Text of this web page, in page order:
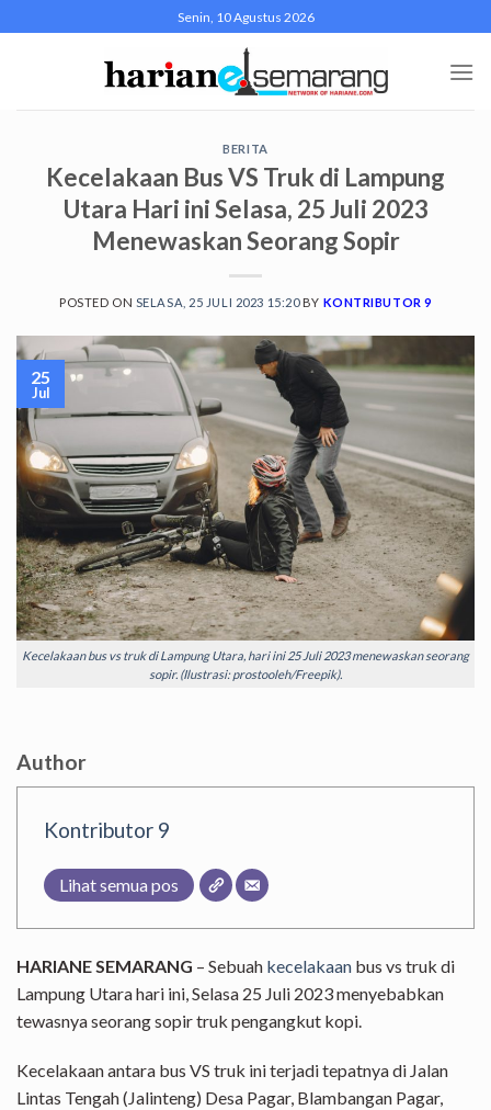
to
Senin, 10 Agustus 2026
BERITA
Kecelakaan Bus VS Truk di Lampung
Utara Hari ini Selasa, 25 Juli 2023
Menewaskan Seorang Sopir
POSTED ON SELASA, 25 JULI 2023 15:20BY KONTRIBUTOR 9
Kecelakaan bus vs truk di Lampung Utara, hari ini 25 Juli 2023 menewaskan seorang
sopir. (Ilustrasi: prostooleh/Freepik).
25
Jul
Author
Kontributor 9
Lihat semua pos
HARIANE SEMARANG – Sebuah kecelakaan bus vs truk di
Lampung Utara hari ini, Selasa 25 Juli 2023 menyebabkan
tewasnya seorang sopir truk pengangkut kopi.
Kecelakaan antara bus VS truk ini terjadi tepatnya di Jalan
Lintas Tengah (Jalinteng) Desa Pagar, Blambangan Pagar,